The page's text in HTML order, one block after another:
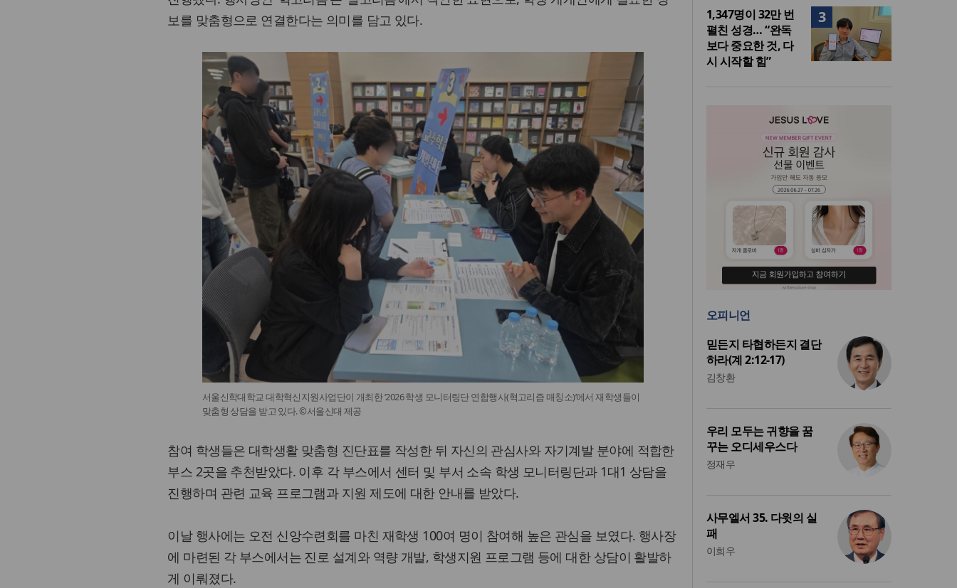
보를 맞춤형으로 연결한다는 의미를 담고 있다.
서울신학대학교 대학혁신지원사업단이 개최한 ‘2026 학생 모니터링단 연합행사(혁고리즘 매칭소)’에서 재학생들이
맞춤형 상담을 받고 있다. ©서울신대 제공
참여 학생들은 대학생활 맞춤형 진단표를 작성한 뒤 자신의 관심사와 자기계발 분야에 적합한
부스 2곳을 추천받았다. 이후 각 부스에서 센터 및 부서 소속 학생 모니터링단과 1대1 상담을
진행하며 관련 교육 프로그램과 지원 제도에 대한 안내를 받았다.
이날 행사에는 오전 신앙수련회를 마친 재학생 100여 명이 참여해 높은 관심을 보였다. 행사장
에 마련된 각 부스에서는 진로 설계와 역량 개발, 학생지원 프로그램 등에 대한 상담이 활발하
게 이뤄졌다.
3
1,347명이 32만 번
펼친 성경… “완독
보다 중요한 것, 다
시 시작할 힘”
오피니언
믿든지 타협하든지 결단
하라(계 2:12-17)
김창환
우리 모두는 귀향을 꿈
꾸는 오디세우스다
정재우
사무엘서 35. 다윗의 실
패
이희우